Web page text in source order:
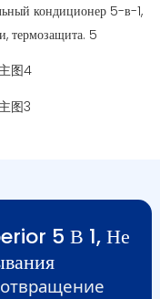
5 В 1, Не